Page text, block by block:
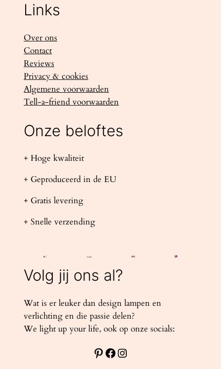
Links
Over ons
Contact
Reviews
Privacy & cookies
Algemene voorwaarden
Tell-a-friend voorwaarden
Onze beloftes
+ Hoge kwaliteit
+ Geproduceerd in de EU
+ Gratis levering
+ Snelle verzending
Volg jij ons al?
Wat is er leuker dan design lampen en
verlichting en die passie delen?
We light up your life, ook op onze socials:
Pinterest Facebook Instagram